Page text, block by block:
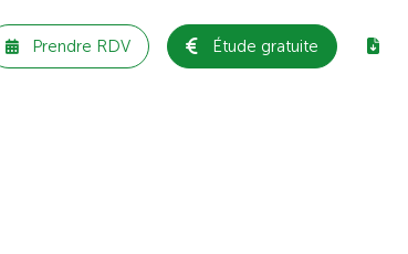
Prendre RDV Étude gratuite